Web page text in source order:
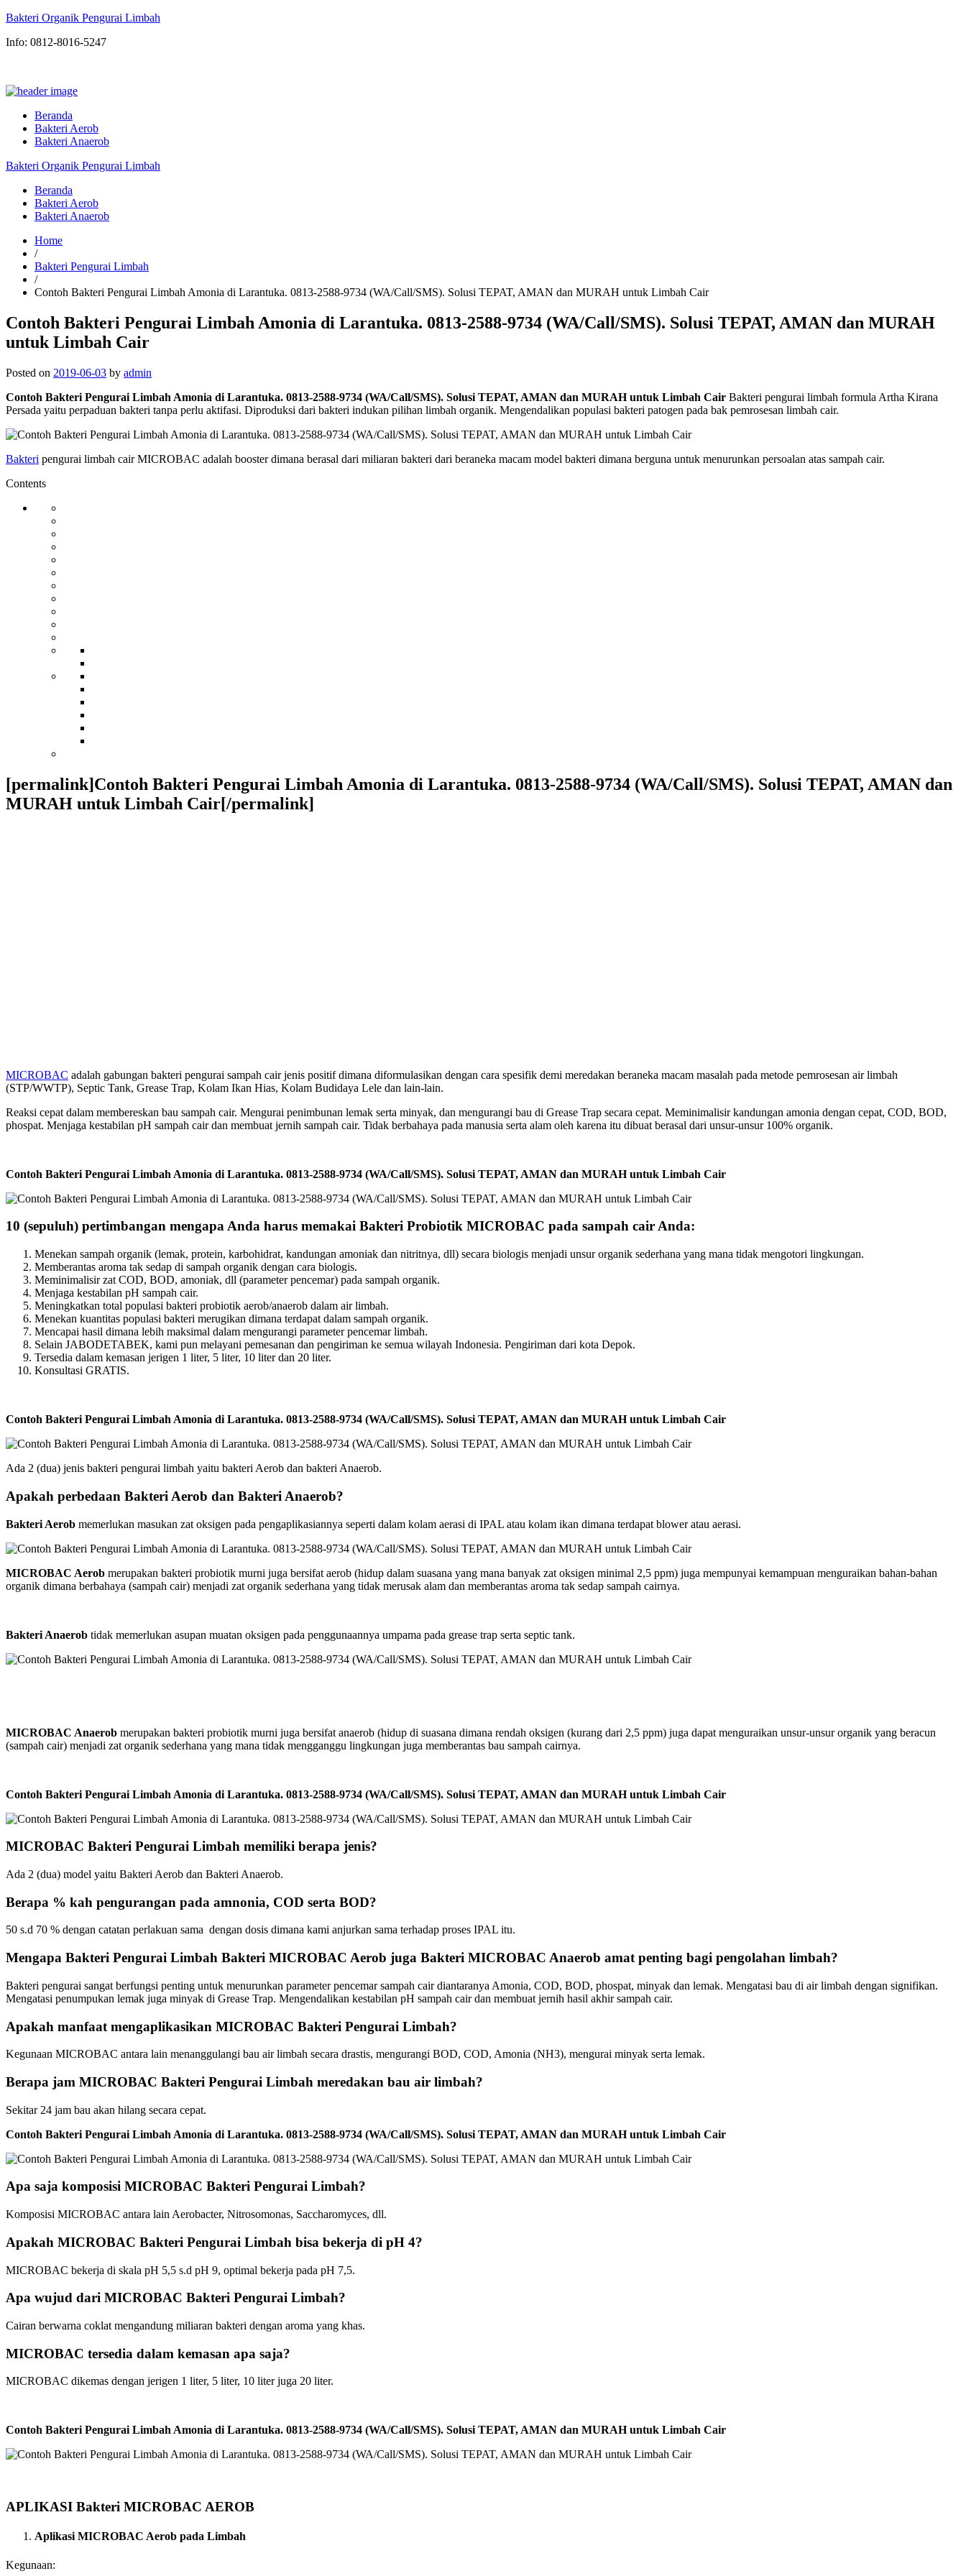
Bakteri Organik Pengurai Limbah
Info: 0812-8016-5247
Beranda
Bakteri Aerob
Bakteri Anaerob
Bakteri Organik Pengurai Limbah
Beranda
Bakteri Aerob
Bakteri Anaerob
Home
/
Bakteri Pengurai Limbah
/
Contoh Bakteri Pengurai Limbah Amonia di Larantuka. 0813-2588-9734 (WA/Call/SMS). Solusi TEPAT, AMAN dan MURAH untuk Limbah Cair
Contoh Bakteri Pengurai Limbah Amonia di Larantuka. 0813-2588-9734 (WA/Call/SMS). Solusi TEPAT, AMAN dan MURAH
untuk Limbah Cair
Posted on 2019-06-03 by admin
Contoh Bakteri Pengurai Limbah Amonia di Larantuka. 0813-2588-9734 (WA/Call/SMS). Solusi TEPAT, AMAN dan MURAH untuk Limbah Cair Bakteri pengurai limbah formula Artha Kirana
Persada yaitu perpaduan bakteri tanpa perlu aktifasi. Diproduksi dari bakteri indukan pilihan limbah organik. Mengendalikan populasi bakteri patogen pada bak pemrosesan limbah cair.
Bakteri pengurai limbah cair MICROBAC adalah booster dimana berasal dari miliaran bakteri dari beraneka macam model bakteri dimana berguna untuk menurunkan persoalan atas sampah cair.
Contents
[permalink]Contoh Bakteri Pengurai Limbah Amonia di Larantuka. 0813-2588-9734 (WA/Call/SMS). Solusi TEPAT, AMAN dan
MURAH untuk Limbah Cair[/permalink]
MICROBAC adalah gabungan bakteri pengurai sampah cair jenis positif dimana diformulasikan dengan cara spesifik demi meredakan beraneka macam masalah pada metode pemrosesan air limbah
(STP/WWTP), Septic Tank, Grease Trap, Kolam Ikan Hias, Kolam Budidaya Lele dan lain-lain.
Reaksi cepat dalam membereskan bau sampah cair. Mengurai penimbunan lemak serta minyak, dan mengurangi bau di Grease Trap secara cepat. Meminimalisir kandungan amonia dengan cepat, COD, BOD,
phospat. Menjaga kestabilan pH sampah cair dan membuat jernih sampah cair. Tidak berbahaya pada manusia serta alam oleh karena itu dibuat berasal dari unsur-unsur 100% organik.
Contoh Bakteri Pengurai Limbah Amonia di Larantuka. 0813-2588-9734 (WA/Call/SMS). Solusi TEPAT, AMAN dan MURAH untuk Limbah Cair
10 (sepuluh) pertimbangan mengapa Anda harus memakai Bakteri Probiotik MICROBAC pada sampah cair Anda:
Menekan sampah organik (lemak, protein, karbohidrat, kandungan amoniak dan nitritnya, dll) secara biologis menjadi unsur organik sederhana yang mana tidak mengotori lingkungan.
Memberantas aroma tak sedap di sampah organik dengan cara biologis.
Meminimalisir zat COD, BOD, amoniak, dll (parameter pencemar) pada sampah organik.
Menjaga kestabilan pH sampah cair.
Meningkatkan total populasi bakteri probiotik aerob/anaerob dalam air limbah.
Menekan kuantitas populasi bakteri merugikan dimana terdapat dalam sampah organik.
Mencapai hasil dimana lebih maksimal dalam mengurangi parameter pencemar limbah.
Selain JABODETABEK, kami pun melayani pemesanan dan pengiriman ke semua wilayah Indonesia. Pengiriman dari kota Depok.
Tersedia dalam kemasan jerigen 1 liter, 5 liter, 10 liter dan 20 liter.
Konsultasi GRATIS.
Contoh Bakteri Pengurai Limbah Amonia di Larantuka. 0813-2588-9734 (WA/Call/SMS). Solusi TEPAT, AMAN dan MURAH untuk Limbah Cair
Ada 2 (dua) jenis bakteri pengurai limbah yaitu bakteri Aerob dan bakteri Anaerob.
Apakah perbedaan Bakteri Aerob dan Bakteri Anaerob?
Bakteri Aerob memerlukan masukan zat oksigen pada pengaplikasiannya seperti dalam kolam aerasi di IPAL atau kolam ikan dimana terdapat blower atau aerasi.
MICROBAC Aerob merupakan bakteri probiotik murni juga bersifat aerob (hidup dalam suasana yang mana banyak zat oksigen minimal 2,5 ppm) juga mempunyai kemampuan menguraikan bahan-bahan
organik dimana berbahaya (sampah cair) menjadi zat organik sederhana yang tidak merusak alam dan memberantas aroma tak sedap sampah cairnya.
Bakteri Anaerob tidak memerlukan asupan muatan oksigen pada penggunaannya umpama pada grease trap serta septic tank.
MICROBAC Anaerob merupakan bakteri probiotik murni juga bersifat anaerob (hidup di suasana dimana rendah oksigen (kurang dari 2,5 ppm) juga dapat menguraikan unsur-unsur organik yang beracun
(sampah cair) menjadi zat organik sederhana yang mana tidak mengganggu lingkungan juga memberantas bau sampah cairnya.
Contoh Bakteri Pengurai Limbah Amonia di Larantuka. 0813-2588-9734 (WA/Call/SMS). Solusi TEPAT, AMAN dan MURAH untuk Limbah Cair
MICROBAC Bakteri Pengurai Limbah memiliki berapa jenis?
Ada 2 (dua) model yaitu Bakteri Aerob dan Bakteri Anaerob.
Berapa % kah pengurangan pada amnonia, COD serta BOD?
50 s.d 70 % dengan catatan perlakuan sama dengan dosis dimana kami anjurkan sama terhadap proses IPAL itu.
Mengapa Bakteri Pengurai Limbah Bakteri MICROBAC Aerob juga Bakteri MICROBAC Anaerob amat penting bagi pengolahan limbah?
Bakteri pengurai sangat berfungsi penting untuk menurunkan parameter pencemar sampah cair diantaranya Amonia, COD, BOD, phospat, minyak dan lemak. Mengatasi bau di air limbah dengan signifikan.
Mengatasi penumpukan lemak juga minyak di Grease Trap. Mengendalikan kestabilan pH sampah cair dan membuat jernih hasil akhir sampah cair.
Apakah manfaat mengaplikasikan MICROBAC Bakteri Pengurai Limbah?
Kegunaan MICROBAC antara lain menanggulangi bau air limbah secara drastis, mengurangi BOD, COD, Amonia (NH3), mengurai minyak serta lemak.
Berapa jam MICROBAC Bakteri Pengurai Limbah meredakan bau air limbah?
Sekitar 24 jam bau akan hilang secara cepat.
Contoh Bakteri Pengurai Limbah Amonia di Larantuka. 0813-2588-9734 (WA/Call/SMS). Solusi TEPAT, AMAN dan MURAH untuk Limbah Cair
Apa saja komposisi MICROBAC Bakteri Pengurai Limbah?
Komposisi MICROBAC antara lain Aerobacter, Nitrosomonas, Saccharomyces, dll.
Apakah MICROBAC Bakteri Pengurai Limbah bisa bekerja di pH 4?
MICROBAC bekerja di skala pH 5,5 s.d pH 9, optimal bekerja pada pH 7,5.
Apa wujud dari MICROBAC Bakteri Pengurai Limbah?
Cairan berwarna coklat mengandung miliaran bakteri dengan aroma yang khas.
MICROBAC tersedia dalam kemasan apa saja?
MICROBAC dikemas dengan jerigen 1 liter, 5 liter, 10 liter juga 20 liter.
Contoh Bakteri Pengurai Limbah Amonia di Larantuka. 0813-2588-9734 (WA/Call/SMS). Solusi TEPAT, AMAN dan MURAH untuk Limbah Cair
APLIKASI Bakteri MICROBAC AEROB
Aplikasi MICROBAC Aerob pada Limbah
Kegunaan: